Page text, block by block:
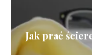
Jak prać